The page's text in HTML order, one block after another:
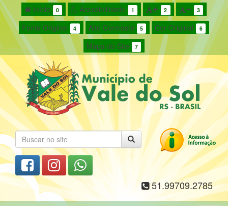
Início 0 Acessibilidade 1 2 3
Fonte Original 4 Alto Contraste 5 Cor Original 6
Mapa do Site 7
51.99709.2785